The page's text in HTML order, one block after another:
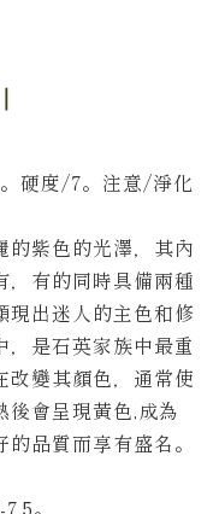
｜
硬度/7。 注意/淨化
的紫色的光澤，其內
，有的同時具備兩種
現出迷人的主色和修
，是石英家族中最重
改變其顏色，通常使
後會呈現黃色,成為
品質而享有盛名。
。